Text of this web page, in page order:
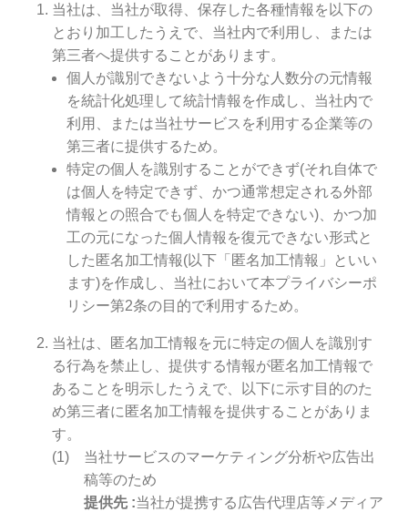
当社は、当社が取得、保存した各種情報を以下の
とおり加工したうえで、当社内で利用し、または
第三者へ提供することがあります。
個人が識別できないよう十分な人数分の元情報
を統計化処理して統計情報を作成し、当社内で
利用、または当社サービスを利用する企業等の
第三者に提供するため。
特定の個人を識別することができず(それ自体で
は個人を特定できず、かつ通常想定される外部
情報との照合でも個人を特定できない)、かつ加
工の元になった個人情報を復元できない形式と
した匿名加工情報(以下「匿名加工情報」といい
ます)を作成し、当社において本プライバシーポ
リシー第2条の目的で利用するため。
当社は、匿名加工情報を元に特定の個人を識別す
る行為を禁止し、提供する情報が匿名加工情報で
あることを明示したうえで、以下に示す目的のた
め第三者に匿名加工情報を提供することがありま
す。
当社サービスのマーケティング分析や広告出
稿等のため
提供先 当社が提携する広告代理店等メディア